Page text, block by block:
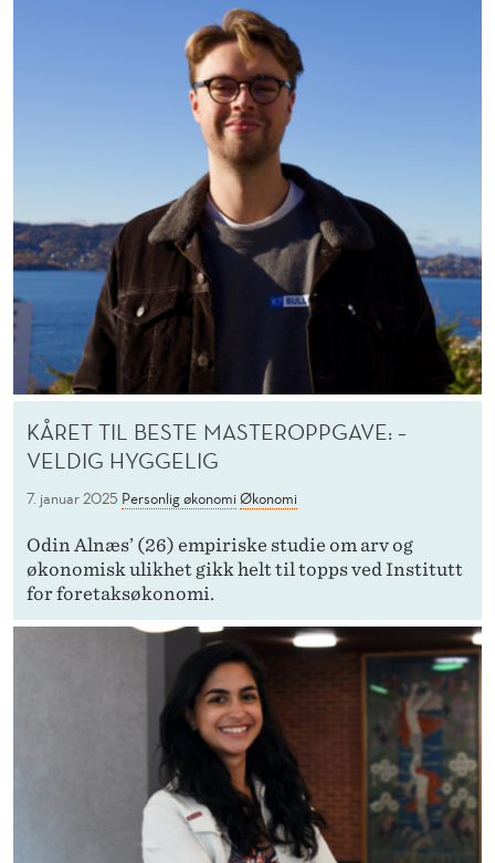
KÅRET TIL BESTE MASTEROPPGAVE: –
VELDIG HYGGELIG
7. januar 2025 Personlig økonomi Økonomi
Odin Alnæs’ (26) empiriske studie om arv og
økonomisk ulikhet gikk helt til topps ved Institutt
for foretaksøkonomi.